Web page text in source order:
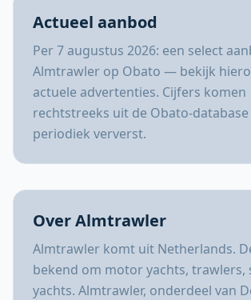
Actueel aanbod
Per 7 augustus 2026: een select
Almtrawler op Obato — bekijk
actuele advertenties. Cijfers komen
rechtstreeks uit de Obato-
periodiek ververst.
Over Almtrawler
Almtrawler komt uit Netherlands.
bekend om motor yachts, trawlers,
yachts. Almtrawler, onderdeel van